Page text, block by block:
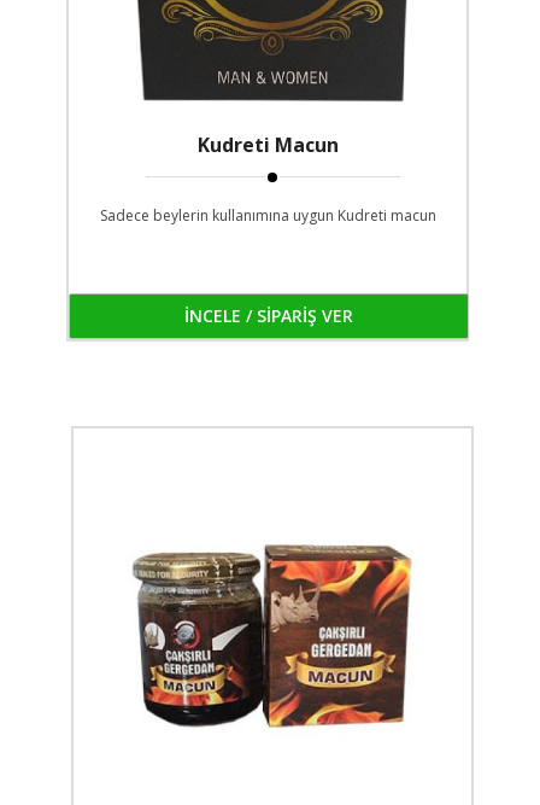
Kudreti Macun
Sadece beylerin kullanımına uygun Kudreti macun
İNCELE / SİPARİŞ VER